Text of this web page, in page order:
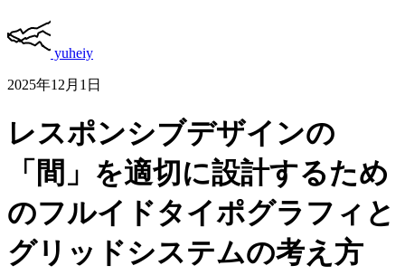
yuheiy
2025年12月1日
レスポンシブデザインの
「間」を適切に設計するため
のフルイドタイポグラフィと
グリッドシステムの考え方